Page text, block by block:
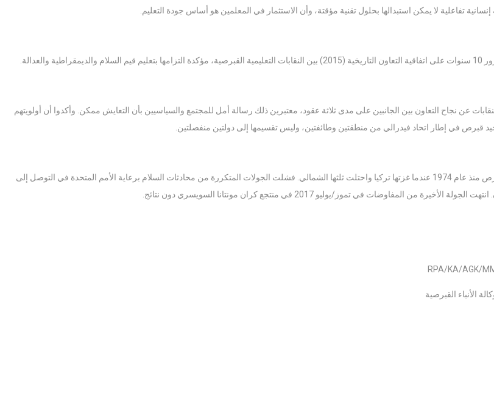
إنسانية تفاعلية لا يمكن استبدالها بحلول تقنية مؤقتة، وأن الاستثمار في المعلمين هو أساس جودة التعليم.
والعدالة.
عن نجاح التعاون بين الجانبين على مدى ثلاثة عقود، معتبرين ذلك رسالة أمل للمجتمع والسياسيين بأن التعايش ممكن. وأكدوا أن أولويتهم
قبرص في إطار اتحاد فيدرالي من منطقتين وطائفتين، وليس تقسيمها إلى دولتين منفصلتين.
تم تقسيم قبرص منذ عام 1974 عندما غزتها تركيا واحتلت ثلثها الشمالي. فشلت الجولات المتكررة من محادثات السلام برعاية الأمم المتحدة في التوصل إلى
الأخيرة من المفاوضات في تموز/يوليو 2017 في منتجع كران مونتانا السويسري دون نتائج.
الأنباء القبرصية